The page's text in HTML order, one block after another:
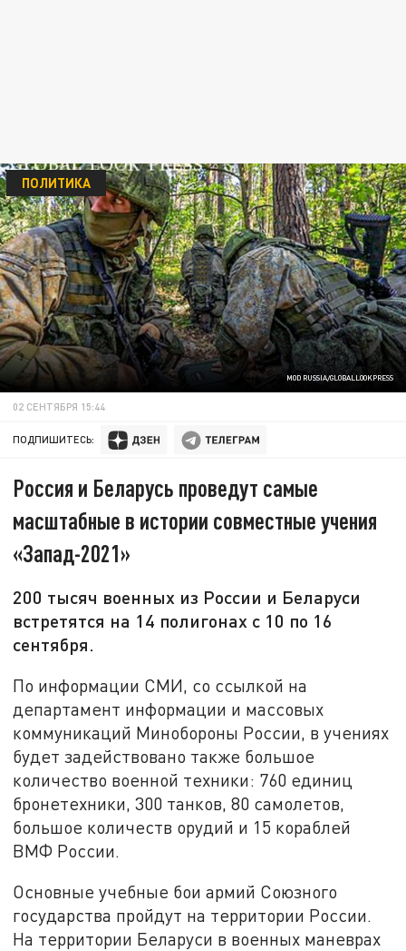
MOD RUSSIA/GLOBALLOOKPRESS
ПОЛИТИКА
02 СЕНТЯБРЯ 15:44
ПОДПИШИТЕСЬ:
Россия и Беларусь проведут самые
масштабные в истории совместные учения
«Запад-2021»
200 тысяч военных из России и Беларуси
встретятся на 14 полигонах с 10 по 16
сентября.
По информации СМИ, со ссылкой на
департамент информации и массовых
коммуникаций Минобороны России, в учениях
будет задействовано также большое
количество военной техники: 760 единиц
бронетехники, 300 танков, 80 самолетов,
большое количеств орудий и 15 кораблей
ВМФ России.
Основные учебные бои армий Союзного
государства пройдут на территории России.
На территории Беларуси в военных маневрах